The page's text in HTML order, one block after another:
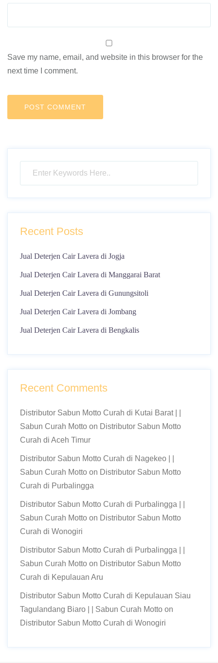
Save my name, email, and website in this browser for the
next time I comment.
Recent Posts
Jual Deterjen Cair Lavera di Jogja
Jual Deterjen Cair Lavera di Manggarai Barat
Jual Deterjen Cair Lavera di Gunungsitoli
Jual Deterjen Cair Lavera di Jombang
Jual Deterjen Cair Lavera di Bengkalis
Recent Comments
Distributor Sabun Motto Curah di Kutai Barat | |
Sabun Curah Motto on Distributor Sabun Motto
Curah di Aceh Timur
Distributor Sabun Motto Curah di Nagekeo | |
Sabun Curah Motto on Distributor Sabun Motto
Curah di Purbalingga
Distributor Sabun Motto Curah di Purbalingga | |
Sabun Curah Motto on Distributor Sabun Motto
Curah di Wonogiri
Distributor Sabun Motto Curah di Purbalingga | |
Sabun Curah Motto on Distributor Sabun Motto
Curah di Kepulauan Aru
Distributor Sabun Motto Curah di Kepulauan Siau
Tagulandang Biaro | | Sabun Curah Motto on
Distributor Sabun Motto Curah di Wonogiri